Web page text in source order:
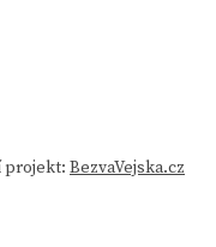
projekt: BezvaVejska.cz